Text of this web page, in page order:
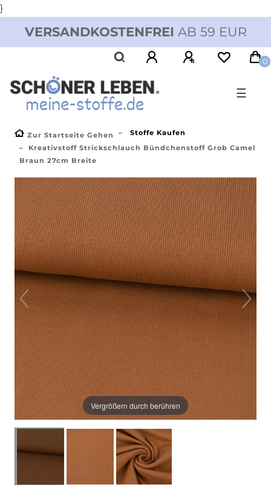
}
VERSANDKOSTENFREI AB 59 EUR
0
☰
Zur Startseite Gehen
Stoffe Kaufen
Kreativstoff Strickschlauch Bündchenstoff Grob Camel
Braun 27cm Breite
Vergrößern durch berühren